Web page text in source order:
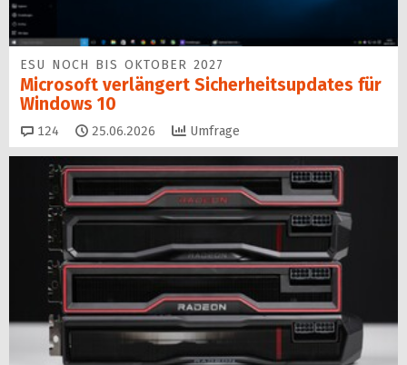
ESU NOCH BIS OKTOBER 2027
Microsoft verlängert Sicherheitsupdates für
Windows 10
124 Kommentare
25.06.2026 Umfrage